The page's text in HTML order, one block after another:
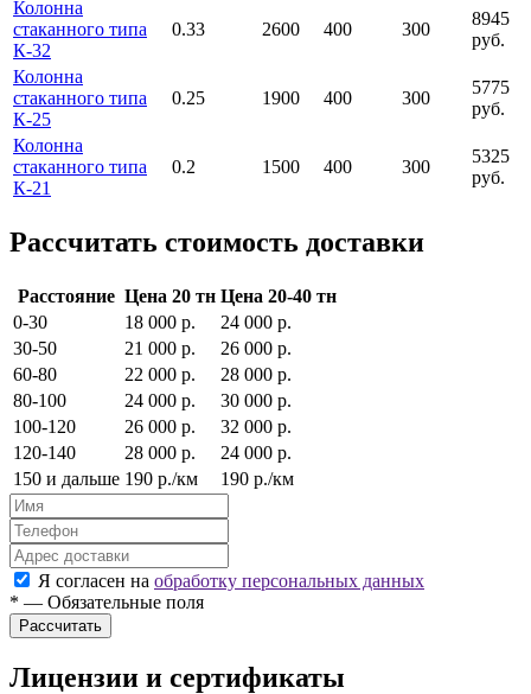
Колонна
стаканного типа
К-32
0.33 2600 400 300
8945
руб.
Колонна
стаканного типа
К-25
0.25 1900 400 300
5775
руб.
Колонна
стаканного типа
К-21
0.2 1500 400 300
5325
руб.
Рассчитать стоимость доставки
Расстояние Цена 20 тн Цена 20-40 тн
0-30
18 000 р.
24 000 р.
30-50
21 000 р.
26 000 р.
60-80
22 000 р.
28 000 р.
80-100
24 000 р.
30 000 р.
100-120
26 000 р.
32 000 р.
120-140
28 000 р.
24 000 р.
150 и дальше 190 р./км 190 р./км
Я согласен на обработку персональных данных
* — Обязательные поля
Лицензии и сертификаты